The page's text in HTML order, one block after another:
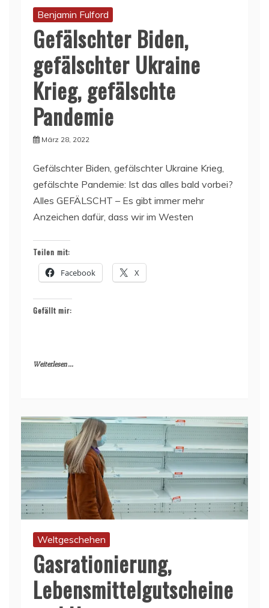
Benjamin Fulford
Gefälschter Biden,
gefälschter Ukraine
Krieg, gefälschte
Pandemie
März 28, 2022
Gefälschter Biden, gefälschter Ukraine Krieg,
gefälschte Pandemie: Ist das alles bald vorbei?
Alles GEFÄLSCHT – Es gibt immer mehr
Anzeichen dafür, dass wir im Westen
Teilen mit:
Facebook X
Gefällt mir:
Weiterlesen ...
Weltgeschehen
Gasrationierung,
Lebensmittelgutscheine